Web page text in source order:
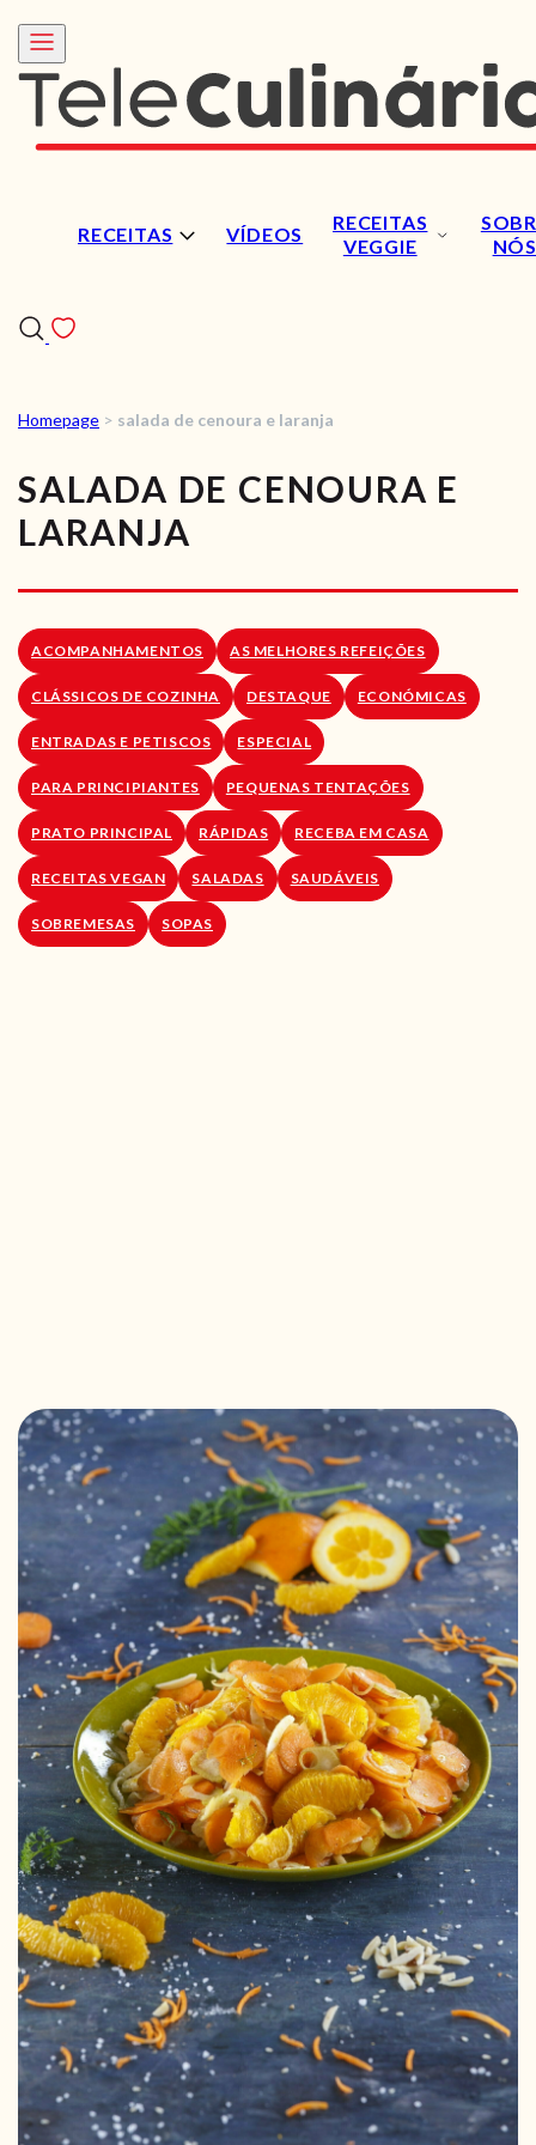
RECEITAS VÍDEOS
RECEITAS
VEGGIE
NÓS
RECEITAS
VÍDEOS
LOJA ONLINE
BLOG
Homepage > salada de cenoura e laranja
SALADA DE CENOURA E
LARANJA
ACOMPANHAMENTOS AS MELHORES REFEIÇÕES
CLÁSSICOS DE COZINHA DESTAQUE ECONÓMICAS
ENTRADAS E PETISCOS ESPECIAL
PARA PRINCIPIANTES PEQUENAS TENTAÇÕES
PRATO PRINCIPAL RÁPIDAS RECEBA EM CASA
RECEITAS VEGAN SALADAS SAUDÁVEIS
SOBREMESAS SOPAS